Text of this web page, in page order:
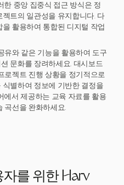
한 중앙 집중식 접근 방식은 정
트의 일관성을 유지합니다. 다
활용하여 통합된 디지털 작업
유와 같은 기능을 활용하여 도구
문화를 장려하세요. 대시보드
로젝트 진행 상황을 정기적으로
별하여 정보에 기반한 결정을
에서 제공하는 교육 자료를 활용
곡선을 완화하세요.
자를 위한 Harv